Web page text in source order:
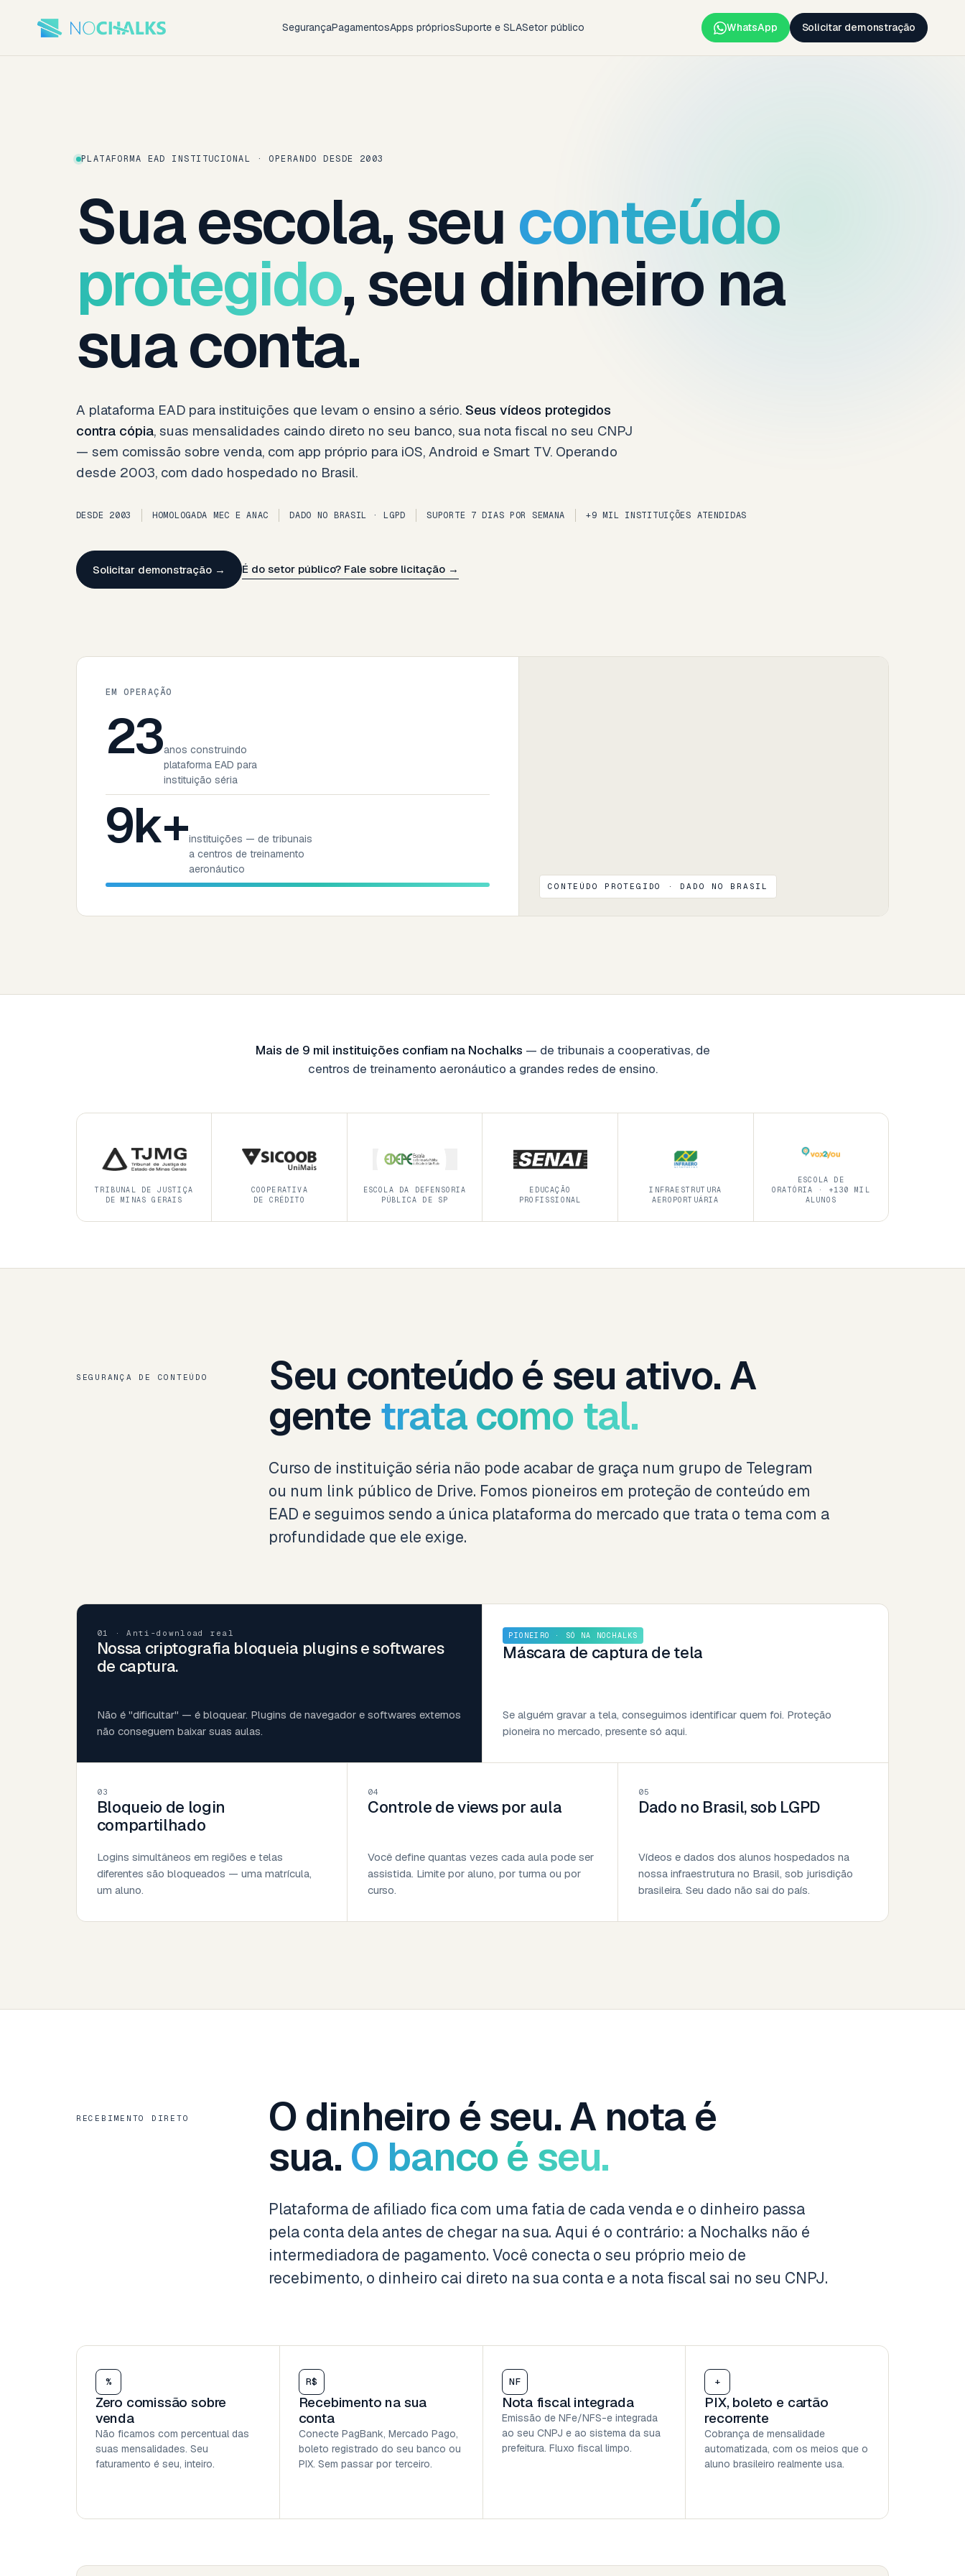
SegurançaPagamentosApps própriosSuporte e SLASetor público WhatsApp Solicitar demonstração
PLATAFORMA EAD INSTITUCIONAL · OPERANDO DESDE 2003
Sua escola, seu conteúdo
protegido, seu dinheiro na
sua conta.
A plataforma EAD para instituições que levam o ensino a sério. Seus vídeos protegidos
contra cópia, suas mensalidades caindo direto no seu banco, sua nota fiscal no seu CNPJ
— sem comissão sobre venda, com app próprio para iOS, Android e Smart TV. Operando
desde 2003, com dado hospedado no Brasil.
DESDE 2003 HOMOLOGADA MEC E ANAC DADO NO BRASIL · LGPD SUPORTE 7 DIAS POR SEMANA +9 MIL INSTITUIÇÕES ATENDIDAS
Solicitar demonstração → É do setor público? Fale sobre licitação →
EM OPERAÇÃO
23anos construindo
plataforma EAD para
instituição séria
9k+instituições — de tribunais
a centros de treinamento
aeronáutico
CONTEÚDO PROTEGIDO · DADO NO BRASIL
Mais de 9 mil instituições confiam na Nochalks — de tribunais a cooperativas, de
centros de treinamento aeronáutico a grandes redes de ensino.
TRIBUNAL DE JUSTIÇA
DE MINAS GERAIS
COOPERATIVA
DE CRÉDITO
ESCOLA DA DEFENSORIA
PÚBLICA DE SP
EDUCAÇÃO
PROFISSIONAL
INFRAESTRUTURA
AEROPORTUÁRIA
ESCOLA DE
ORATÓRIA · +130 MIL
ALUNOS
SEGURANÇA DE CONTEÚDO
Seu conteúdo é seu ativo. A
gente trata como tal.
Curso de instituição séria não pode acabar de graça num grupo de Telegram
ou num link público de Drive. Fomos pioneiros em proteção de conteúdo em
EAD e seguimos sendo a única plataforma do mercado que trata o tema com a
profundidade que ele exige.
01 · Anti-download real
Nossa criptografia bloqueia plugins e softwares
de captura.
Não é "dificultar" — é bloquear. Plugins de navegador e softwares externos
não conseguem baixar suas aulas.
PIONEIRO · SÓ NA NOCHALKS
Máscara de captura de tela
Se alguém gravar a tela, conseguimos identificar quem foi. Proteção
pioneira no mercado, presente só aqui.
03
Bloqueio de login
compartilhado
Logins simultâneos em regiões e telas
diferentes são bloqueados — uma matrícula,
um aluno.
04
Controle de views por aula
Você define quantas vezes cada aula pode ser
assistida. Limite por aluno, por turma ou por
curso.
05
Dado no Brasil, sob LGPD
Vídeos e dados dos alunos hospedados na
nossa infraestrutura no Brasil, sob jurisdição
brasileira. Seu dado não sai do país.
RECEBIMENTO DIRETO
O dinheiro é seu. A nota é
sua. O banco é seu.
Plataforma de afiliado fica com uma fatia de cada venda e o dinheiro passa
pela conta dela antes de chegar na sua. Aqui é o contrário: a Nochalks não é
intermediadora de pagamento. Você conecta o seu próprio meio de
recebimento, o dinheiro cai direto na sua conta e a nota fiscal sai no seu CNPJ.
%
Zero comissão sobre
venda
Não ficamos com percentual das
suas mensalidades. Seu
faturamento é seu, inteiro.
R$
Recebimento na sua
conta
Conecte PagBank, Mercado Pago,
boleto registrado do seu banco ou
PIX. Sem passar por terceiro.
NF
Nota fiscal integrada
Emissão de NFe/NFS-e integrada
ao seu CNPJ e ao sistema da sua
prefeitura. Fluxo fiscal limpo.
+
PIX, boleto e cartão
recorrente
Cobrança de mensalidade
automatizada, com os meios que o
aluno brasileiro realmente usa.